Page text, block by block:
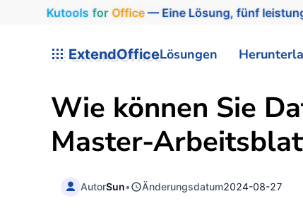
Kutools for Office— Eine Lösung, fünf
ExtendOfficeLösungen
Wie können Sie
Master-
AutorSun• Änderungsdatum2024-08-27